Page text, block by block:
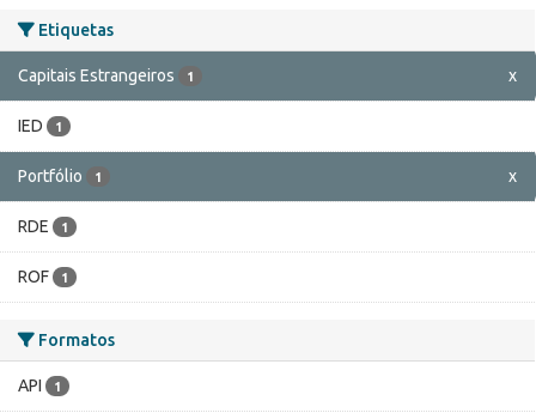
Etiquetas
Capitais Estrangeiros 1 x
IED 1
Portfólio 1 x
RDE 1
ROF 1
Formatos
API 1